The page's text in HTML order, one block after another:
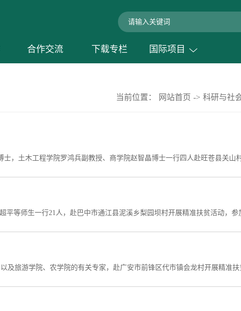
合作交流 下载专栏 国际项目
当前位置： 网站首页 -> 科研与社